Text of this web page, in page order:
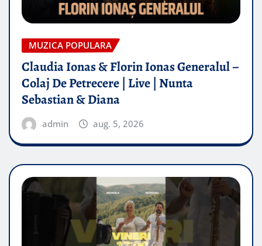
MUZICA POPULARA
Claudia Ionas & Florin Ionas Generalul –
Colaj De Petrecere | Live | Nunta
Sebastian & Diana
admin aug. 5, 2026